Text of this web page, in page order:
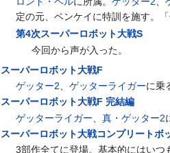
定の元、ベンケイに特訓を施す。
第4次スーパーロボット大戦S
今回から声が入った。
スーパーロボット大戦F
ゲッター2 、ゲッターライガーに乗
スーパーロボット大戦F 完結編
ゲッターライガー 、真・ゲッター2
スーパーロボット大戦コンプリートボ
3部作全てに登場。基本的にはい